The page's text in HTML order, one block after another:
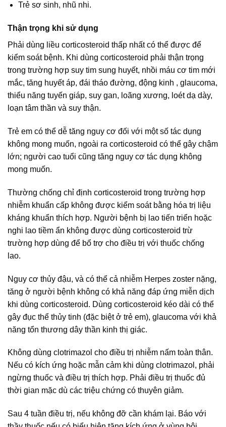
Trẻ sơ sinh, nhũ nhi.
Thận trọng khi sử dụng
Phải dùng liều corticosteroid thấp nhất có thể được để
kiểm soát bệnh. Khi dùng corticosteroid phải thận trọng
trong trường hợp suy tim sung huyết, nhồi máu cơ tim mới
mắc, tăng huyết áp, đái tháo đường, động kinh , glaucoma,
thiểu năng tuyến giáp, suy gan, loãng xương, loét dạ dày,
loạn tâm thần và suy thận.
Trẻ em có thể dễ tăng nguy cơ đối với một số tác dụng
không mong muốn, ngoài ra corticosteroid có thể gây chậm
lớn; người cao tuổi cũng tăng nguy cơ tác dụng không
mong muốn.
Thường chống chỉ định corticosteroid trong trường hợp
nhiễm khuẩn cấp không được kiểm soát bằng hóa trị liệu
kháng khuẩn thích hợp. Người bệnh bị lao tiến triển hoặc
nghi lao tiềm ẩn không được dùng corticosteroid trừ
trường hợp dùng để bổ trợ cho điều trị với thuốc chống
lao.
Nguy cơ thủy đậu, và có thể cả nhiễm Herpes zoster nặng,
tăng ở người bệnh không có khả năng đáp ứng miễn dịch
khi dùng corticosteroid. Dùng corticosteroid kéo dài có thể
gây đục thể thủy tinh (đặc biệt ở trẻ em), glaucoma với khả
năng tổn thương dây thần kinh thị giác.
Không dùng clotrimazol cho điều trị nhiễm nấm toàn thân.
Nếu có kích ứng hoặc mẫn cảm khi dùng clotrimazol, phải
ngừng thuốc và điều trị thích hợp. Phải điều trị thuốc đủ
thời gian mặc dù các triệu chứng có thuyên giảm.
Sau 4 tuần điều trị, nếu không đỡ cần khám lại. Báo với